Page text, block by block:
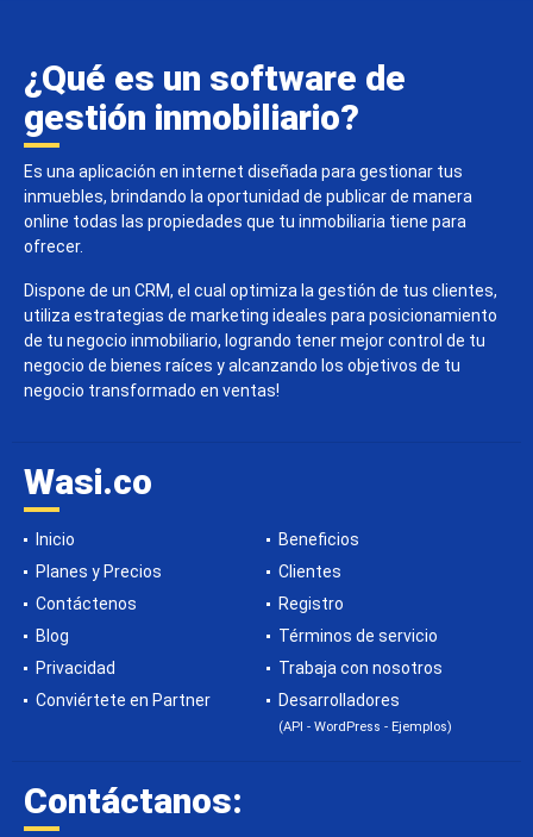
¿Qué es un software de
gestión inmobiliario?
Es una aplicación en internet diseñada para gestionar tus
inmuebles, brindando la oportunidad de publicar de manera
online todas las propiedades que tu inmobiliaria tiene para
ofrecer.
Dispone de un CRM, el cual optimiza la gestión de tus clientes,
utiliza estrategias de marketing ideales para posicionamiento
de tu negocio inmobiliario, logrando tener mejor control de tu
negocio de bienes raíces y alcanzando los objetivos de tu
negocio transformado en ventas!
Wasi.co
Inicio
Beneficios
Planes y Precios
Clientes
Contáctenos
Registro
Blog
Términos de servicio
Privacidad
Trabaja con nosotros
Conviértete en Partner
Desarrolladores
(API - WordPress - Ejemplos)
Contáctanos: